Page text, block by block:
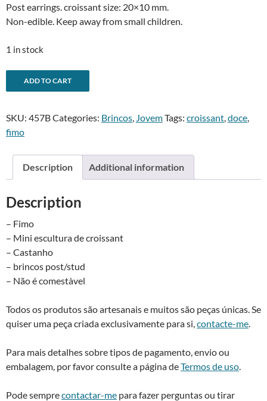
Post earrings. croissant size: 20×10 mm.
Non-edible. Keep away from small children.
1 in stock
Brincos
croissant
Croissant
earrings
ADD TO CART
e
a
t
:
SKU: 457BCategories: Brincos, JovemTags: croissant,doce,
fimo
Description Additional information
Description
– Fimo
– Mini escultura de croissant
– Castanho
– brincos post/stud
– Não é comestà­vel
Todos os produtos são artesanais e muitos são peças únicas. Se
quiser uma peça criada exclusivamente para si, contacte-me
Para mais detalhes sobre tipos de pagamento, envio ou
embalagem, por favor consulte a página deTermos de uso
Pode semprecontactar-me para fazer perguntas ou tirar